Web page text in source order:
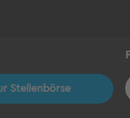
Stellenbörse